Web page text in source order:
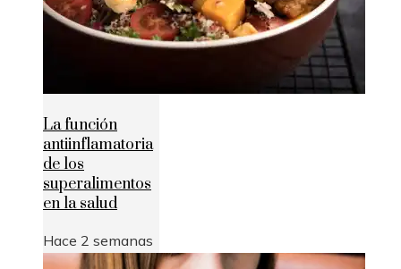
La función
antiinflamatoria
de los
superalimentos
en la salud
Hace 2 semanas